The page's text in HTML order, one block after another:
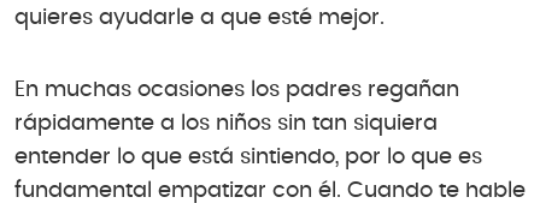
quieres ayudarle a que esté mejor.
En muchas ocasiones los padres regañan
rápidamente a los niños sin tan siquiera
entender lo que está sintiendo, por lo que es
fundamental empatizar con él. Cuando te hable